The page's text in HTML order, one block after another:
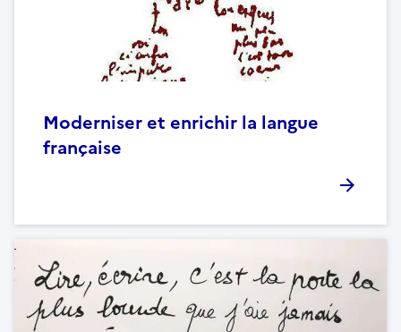
Moderniser et enrichir la langue
française